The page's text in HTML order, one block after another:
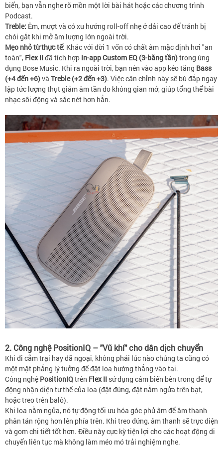
biển, bạn vẫn nghe rõ mồn một lời bài hát hoặc các chương trình
Podcast.
Treble: Êm, mượt và có xu hướng roll-off nhẹ ở dải cao để tránh bị
chói gắt khi mở âm lượng lớn ngoài trời.
Mẹo nhỏ từ thực tế: Khác với đời 1 vốn có chất âm mặc định hơi "an
toàn", Flex IIđã tích hợp In-app Custom EQ (3-băng tần)trong ứng
dụng Bose Music. Khi ra ngoài trời, bạn nên vào app kéo tăng Bass
(+4 đến +6)và Treble (+2 đến +3). Việc cân chỉnh này sẽ bù đắp ngay
lập tức lượng thụt giảm âm tần do không gian mở, giúp tổng thể bài
nhạc sôi động và sắc nét hơn hẳn.
2. Công nghệ PositionIQ – "Vũ khí" cho dân dịch chuyển
Khi đi cắm trại hay dã ngoại, không phải lúc nào chúng ta cũng có
một mặt phẳng lý tưởng để đặt loa hướng thẳng vào tai.
Công nghệ PositionIQtrên Flex II sử dụng cảm biến bên trong để tự
động nhận diện tư thế của loa (đặt đứng, đặt nằm ngửa trên bạt,
hoặc treo trên balô).
Khi loa nằm ngửa, nó tự động tối ưu hóa góc phủ âm để âm thanh
phân tán rộng hơn lên phía trên. Khi treo đứng, âm thanh sẽ trực diện
và gom chi tiết tốt hơn. Điều này cực kỳ tiện lợi cho các hoạt động di
chuyển liên tục mà không làm méo mó trải nghiệm nghe.